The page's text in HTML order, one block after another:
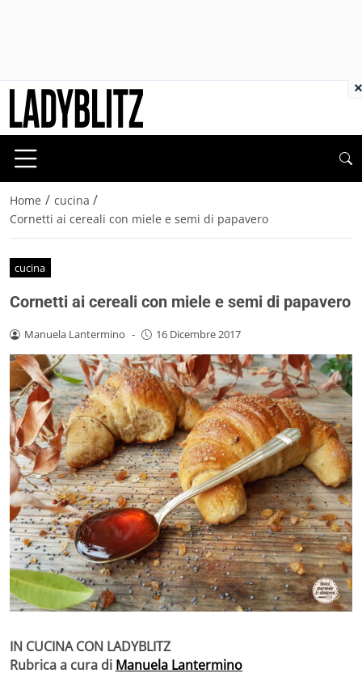
Home / cucina /
Cornetti ai cereali con miele e semi di papavero
cucina
Cornetti ai cereali con miele e semi di papavero
Manuela Lantermino - 16 Dicembre 2017
IN CUCINA CON LADYBLITZ
Rubrica a cura di Manuela Lantermino
×